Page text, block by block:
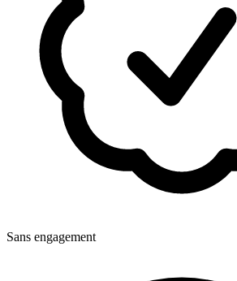
Sans engagement